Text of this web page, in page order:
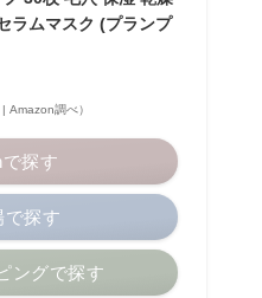
ラムマスク (プランプ
Amazon調べ）
探す
で探す
ングで探す